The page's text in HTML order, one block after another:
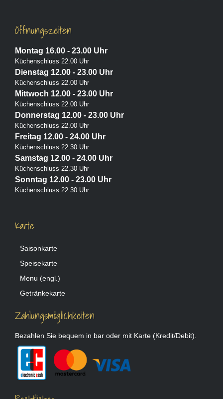
Öffnungszeiten
Montag 16.00 - 23.00 Uhr
Küchenschluss 22.00 Uhr
Dienstag 12.00 - 23.00 Uhr
Küchenschluss 22.00 Uhr
Mittwoch 12.00 - 23.00 Uhr
Küchenschluss 22.00 Uhr
Donnerstag 12.00 - 23.00 Uhr
Küchenschluss 22.00 Uhr
Freitag 12.00 - 24.00 Uhr
Küchenschluss 22.30 Uhr
Samstag 12.00 - 24.00 Uhr
Küchenschluss 22.30 Uhr
Sonntag 12.00 - 23.00 Uhr
Küchenschluss 22.30 Uhr
Karte
Saisonkarte
Speisekarte
Menu (engl.)
Getränkekarte
Zahlungsmöglichkeiten
Bezahlen Sie bequem in bar oder mit Karte (Kredit/Debit).